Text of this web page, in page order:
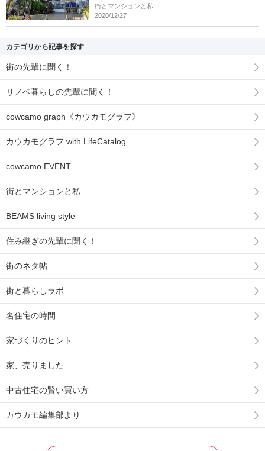
街とマンションと私
2020/12/27
カテゴリから記事を探す
街の先輩に聞く！
リノベ暮らしの先輩に聞く！
cowcamo graph《カウカモグラフ》
カウカモグラフ with LifeCatalog
cowcamo EVENT
街とマンションと私
BEAMS living style
住み継ぎの先輩に聞く！
街のネタ帖
街と暮らしラボ
名住宅の時間
家づくりのヒント
家、売りました
中古住宅の賢い買い方
カウカモ編集部より